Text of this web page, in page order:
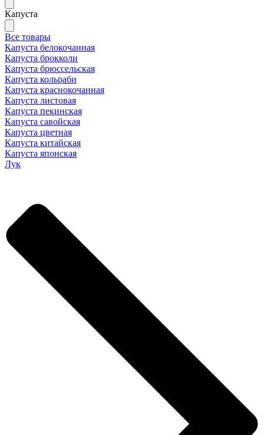
Капуста
Все товары
Капуста белокочанная
Капуста брокколи
Капуста брюссельская
Капуста кольраби
Капуста краснокочанная
Капуста листовая
Капуста пекинская
Капуста савойская
Капуста цветная
Капуста китайская
Капуста японская
Лук